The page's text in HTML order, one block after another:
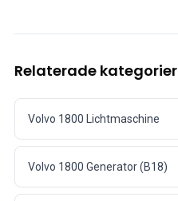
Relaterade kategorier
Volvo 1800 Lichtmaschine
Volvo 1800 Generator (B18)